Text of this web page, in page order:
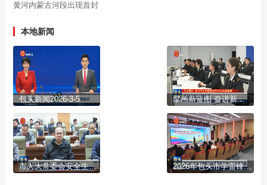
黄河内蒙古河段出现首封
本地新闻
包头新闻2026-3-5 擘画新蓝图 奋进新征程
市人大常委会安全生产政情通报会召开 2026年包头市学雷锋志愿服务集中示范活动启动